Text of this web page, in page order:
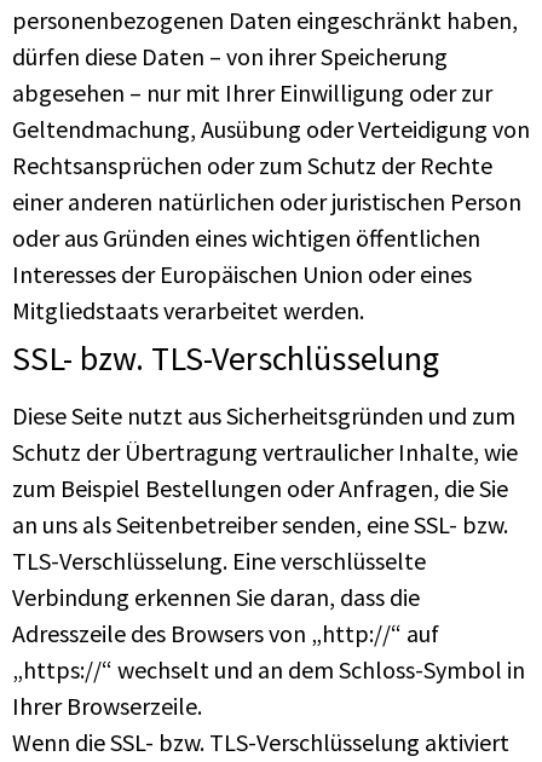
personenbezogenen Daten eingeschränkt haben,
dürfen diese Daten – von ihrer Speicherung
abgesehen – nur mit Ihrer Einwilligung oder zur
Geltendmachung, Ausübung oder Verteidigung von
Rechtsansprüchen oder zum Schutz der Rechte
einer anderen natürlichen oder juristischen Person
oder aus Gründen eines wichtigen öffentlichen
Interesses der Europäischen Union oder eines
Mitgliedstaats verarbeitet werden.
SSL- bzw. TLS-Verschlüsselung
Diese Seite nutzt aus Sicherheitsgründen und zum
Schutz der Übertragung vertraulicher Inhalte, wie
zum Beispiel Bestellungen oder Anfragen, die Sie
an uns als Seitenbetreiber senden, eine SSL- bzw.
TLS-Verschlüsselung. Eine verschlüsselte
Verbindung erkennen Sie daran, dass die
Adresszeile des Browsers von „http://“ auf
„https://“ wechselt und an dem Schloss-Symbol in
Ihrer Browserzeile.
Wenn die SSL- bzw. TLS-Verschlüsselung aktiviert